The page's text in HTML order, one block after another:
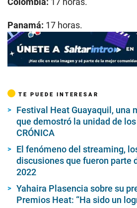
Panamá: 17 horas.
TE PUEDE INTERESAR
Festival Heat Guayaquil, una
que demostró la unidad de
CRÓNICA
El fenómeno del streaming,
discusiones que fueron parte
2022
Yahaira Plasencia sobre su
Premios Heat: “Ha sido un